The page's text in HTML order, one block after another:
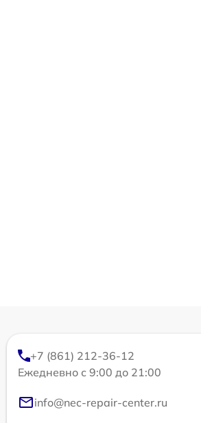
+7 (861) 212-36-12
Ежедневно с 9:00 до 21:00
info@nec-repair-center.ru